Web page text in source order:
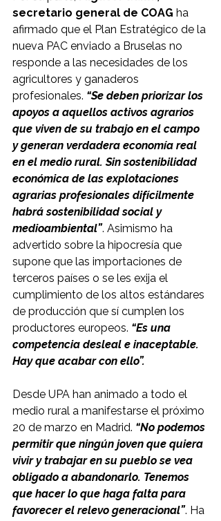
secretario general de COAG ha
afirmado que el Plan Estratégico de la
nueva PAC enviado a Bruselas no
responde a las necesidades de los
agricultores y ganaderos
profesionales. “Se deben priorizar los
apoyos a aquellos activos agrarios
que viven de su trabajo en el campo
y generan verdadera economía real
en el medio rural. Sin sostenibilidad
económica de las explotaciones
agrarias profesionales difícilmente
habrá sostenibilidad social y
medioambiental”. Asimismo ha
advertido sobre la hipocresía que
supone que las importaciones de
terceros países o se les exija el
cumplimiento de los altos estándares
de producción que sí cumplen los
productores europeos. “Es una
competencia desleal e inaceptable.
Hay que acabar con ello”.
Desde UPA han animado a todo el
medio rural a manifestarse el próximo
20 de marzo en Madrid. “No podemos
permitir que ningún joven que quiera
vivir y trabajar en su pueblo se vea
obligado a abandonarlo. Tenemos
que hacer lo que haga falta para
favorecer el relevo generacional”. Ha